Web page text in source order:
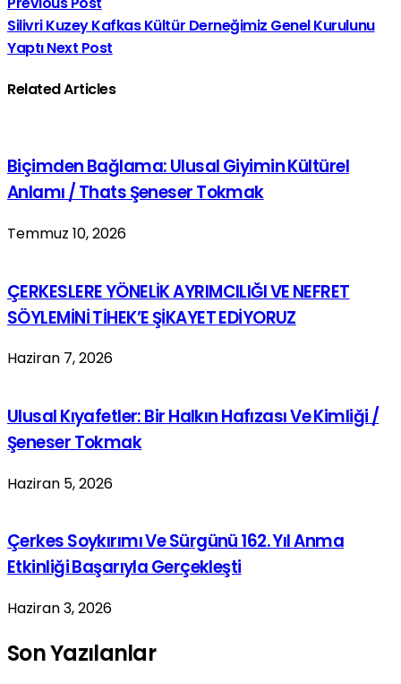
Silivri Kuzey Kafkas Kültür Derneğimiz Genel Kurulunu
YaptıNext Post
Related Articles
Biçimden Bağlama: Ulusal Giyimin Kültürel
Anlamı / Thats Şeneser Tokmak
Temmuz 10, 2026
ÇERKESLERE YÖNELİK AYRIMCILIĞI VE NEFRET
SÖYLEMİNİ TİHEK’E ŞİKAYET EDİYORUZ
Haziran 7, 2026
Ulusal Kıyafetler: Bir Halkın Hafızası Ve Kimliği /
Şeneser Tokmak
Haziran 5, 2026
Çerkes Soykırımı Ve Sürgünü 162. Yıl Anma
Etkinliği Başarıyla Gerçekleşti
Haziran 3, 2026
Son Yazılanlar